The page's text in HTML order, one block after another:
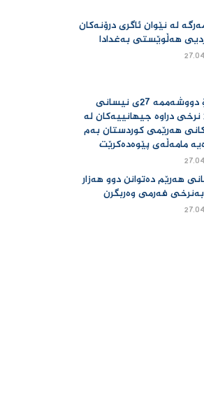
لە نێوان ئاگری درۆنەکان
هەڵوێستی بەغدادا
ئەمڕۆ دووشەممە 27ی نیسانی
2026 نرخی دراوە جیهانییەكان لە
هەرێمی كوردستان بەم
مامەڵەی پێوەدەكرێت
هەرێم دەتوانن دوو هەزار
بەنرخی فەرمی وەربگرن